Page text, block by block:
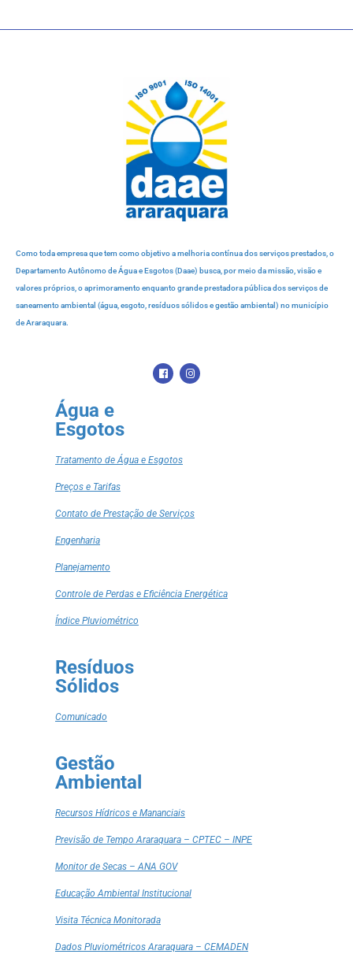
Como toda empresa que tem como objetivo a melhoria contínua dos serviços prestados, o
Departamento Autônomo de Água e Esgotos (Daae) busca, por meio da missão, visão e
valores próprios, o aprimoramento enquanto grande prestadora pública dos serviços de
saneamento ambiental (água, esgoto, resíduos sólidos e gestão ambiental) no município
de Araraquara.
Água e
Esgotos
Tratamento de Água e Esgotos
Preços e Tarifas
Contato de Prestação de Serviços
Engenharia
Planejamento
Controle de Perdas e Eficiência Energética
Índice Pluviométrico
Resíduos
Sólidos
Comunicado
Gestão
Ambiental
Recursos Hídricos e Mananciais
Previsão de Tempo Araraquara – CPTEC – INPE
Monitor de Secas – ANA GOV
Educação Ambiental Institucional
Visita Técnica Monitorada
Dados Pluviométricos Araraquara – CEMADEN